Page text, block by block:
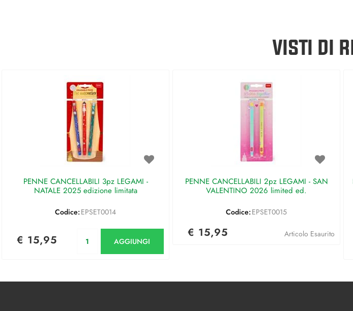
VISTI DI
PENNE CANCELLABILI 3pz LEGAMI -
NATALE 2025 edizione limitata
Codice: EPSET0014
€ 15,95 AGGIUNGI
PENNE CANCELLABILI 2pz LEGAMI - SAN
VALENTINO 2026 limited ed.
Codice: EPSET0015
€ 15,95 Articolo Esaurito